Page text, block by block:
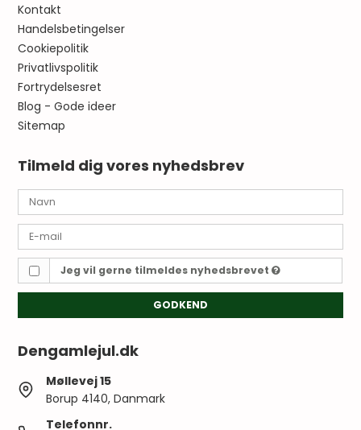
Kontakt
Handelsbetingelser
Cookiepolitik
Privatlivspolitik
Fortrydelsesret
Blog - Gode ideer
Sitemap
Tilmeld dig vores nyhedsbrev
Jeg vil gerne tilmeldes nyhedsbrevet
GODKEND
Dengamlejul.dk
Møllevej 15
Borup 4140, Danmark
Telefonnr.